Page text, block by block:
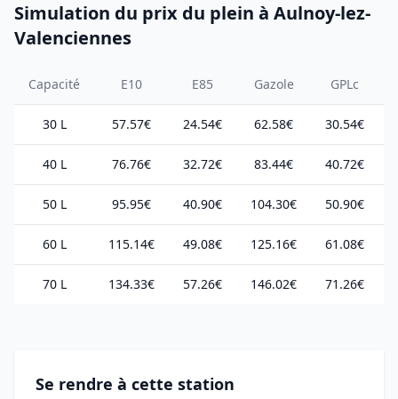
Simulation du prix du plein à Aulnoy-lez-
Valenciennes
Capacité E10 E85 Gazole GPLc
30 L 57.57€ 24.54€ 62.58€ 30.54€
40 L 76.76€ 32.72€ 83.44€ 40.72€
50 L 95.95€ 40.90€ 104.30€ 50.90€
60 L 115.14€ 49.08€ 125.16€ 61.08€
70 L 134.33€ 57.26€ 146.02€ 71.26€
Se rendre à cette station